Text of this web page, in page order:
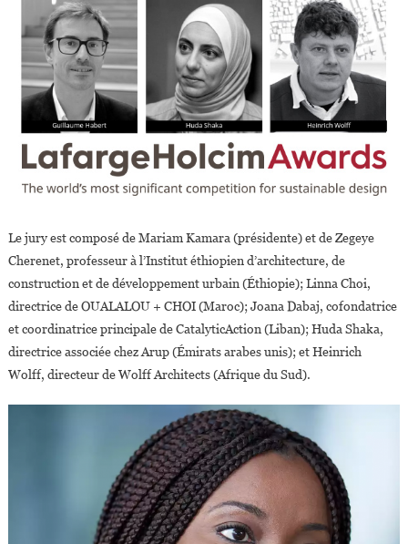
Le jury est composé de Mariam Kamara (présidente) et de Zegeye
Cherenet, professeur à l’Institut éthiopien d’architecture, de
construction et de développement urbain (Éthiopie); Linna Choi,
directrice de OUALALOU + CHOI (Maroc); Joana Dabaj, cofondatrice
et coordinatrice principale de CatalyticAction (Liban); Huda Shaka,
directrice associée chez Arup (Émirats arabes unis); et Heinrich
Wolff, directeur de Wolff Architects (Afrique du Sud).